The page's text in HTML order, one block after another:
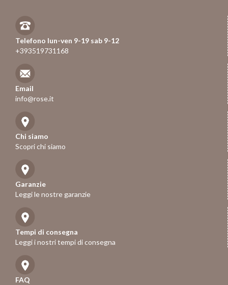
Telefono lun-ven 9-19 sab 9-12
+393519731168
Email
info@rose.it
Chi siamo
Scopri chi siamo
Garanzie
Leggi le nostre garanzie
Tempi di consegna
Leggi i nostri tempi di consegna
FAQ